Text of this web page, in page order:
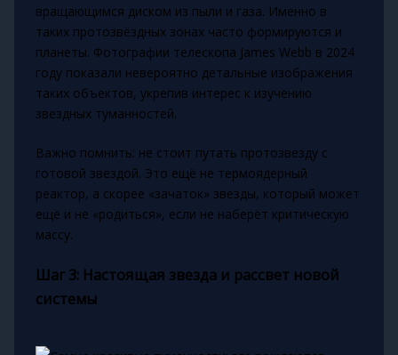
вращающимся диском из пыли и газа. Именно в
таких протозвёздных зонах часто формируются и
планеты. Фотографии телескопа James Webb в 2024
году показали невероятно детальные изображения
таких объектов, укрепив интерес к изучению
звездных туманностей.
Важно помнить: не стоит путать протозвезду с
готовой звездой. Это ещё не термоядерный
реактор, а скорее «зачаток» звезды, который может
ещё и не «родиться», если не наберёт критическую
массу.
Шаг 3: Настоящая звезда и рассвет новой
системы